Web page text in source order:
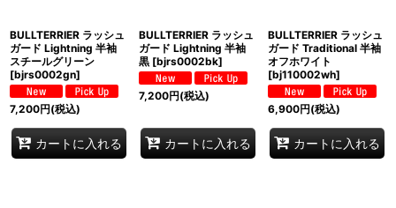
BULLTERRIER ラッシュ
ガード Lightning 半袖
スチールグリーン
[bjrs0002gn]
7,200円(税込)
カートに入れる
BULLTERRIER ラッシュ
ガード Lightning 半袖
黒 [bjrs0002bk]
7,200円(税込)
カートに入れる
BULLTERRIER ラッシュ
ガード Traditional 半袖
オフホワイト
[bj110002wh]
6,900円(税込)
カートに入れる